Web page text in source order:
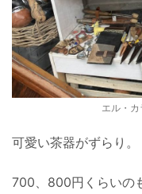
エル・
可愛い茶器がずらり。
700、800円くらいの